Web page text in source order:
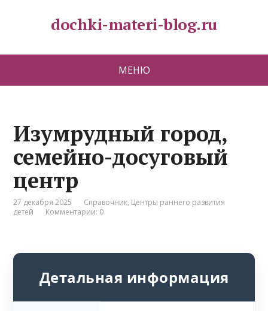
dochki-materi-blog.ru
МЕНЮ
Изумрудный город,
семейно-досуговый
центр
27 декабря 2025 Справочник, Центры раннего развития
детей
Комментарии: 0
Детальная информация